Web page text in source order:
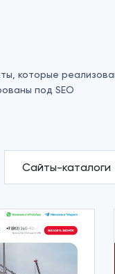
которые
под SEO
Сайты-каталоги